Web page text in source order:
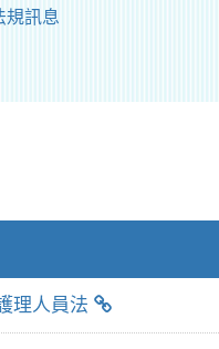
規訊息
理人員法